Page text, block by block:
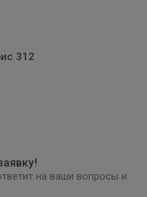
312
на ваши вопросы и